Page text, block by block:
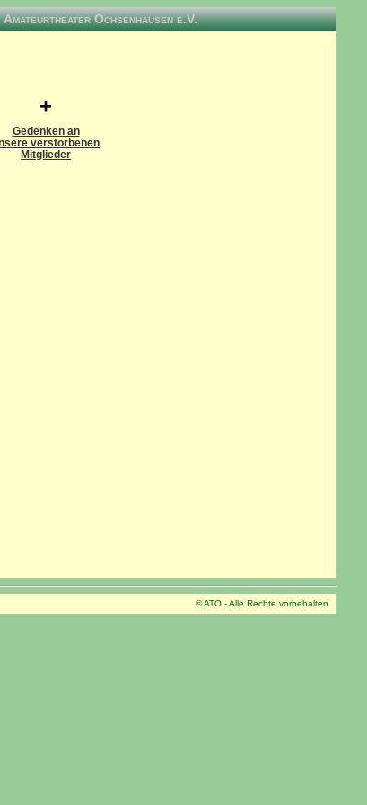
Amateurtheater Ochsenhausen e.V.
+
Gedenken an
verstorbenen
Mitglieder
© ATO - Alle Rechte vorbehalten.